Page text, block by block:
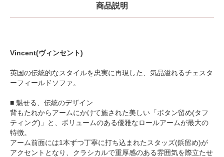
商品説明
Vincent(ヴィンセント)
英国の伝統的なスタイルを忠実に再現した、気品溢れるチェスタ
ーフィールドソファ。
■ 魅せる、伝統のデザイン
背もたれからアームにかけて施された美しい「ボタン留め(タフ
ティング)」と、ボリュームのある優雅なロールアームが最大の
特徴。
アーム前面には1本ずつ丁寧に打ち込まれたスタッズ(鋲留め)が
アクセントとなり、クラシカルで重厚感のある雰囲気を際立たせ